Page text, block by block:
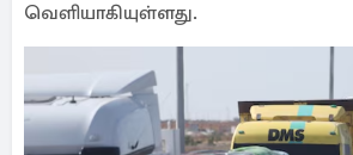
வெளியாகியுள்ளது.